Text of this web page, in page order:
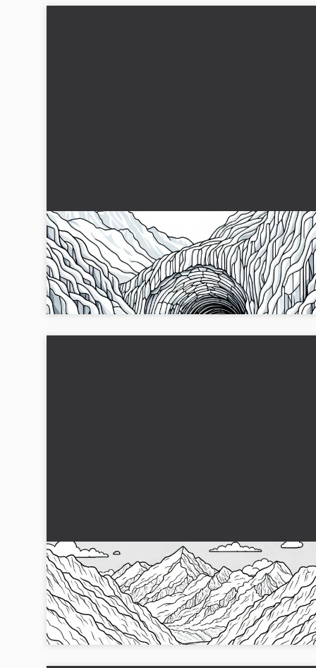
Glaciärtunnel – Färgläggningsbild gratis
Upplev den magiska isig tunneln i glaciären! Ladda ner
målarbilden gratis och börja måla direkt....
Forskarläger med tält på snö – Målarbild
gratis
Upptäck den vinterliga glaciärlandskapet med en forskarby.
Ladda ner din kostnadsfria målarbild nu!...